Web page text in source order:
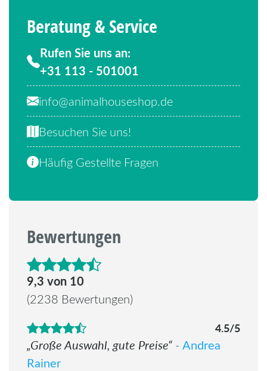
Beratung & Service
Rufen Sie uns an:
+31 113 - 501001
info@animalhouseshop.de
Besuchen Sie uns!
Häufig Gestellte Fragen
Bewertungen
4.6 von 5 Sternen
9,3 von 10
(2238 Bewertungen)
4.5/5
Große Auswahl, gute Preise - Andrea
Rainer